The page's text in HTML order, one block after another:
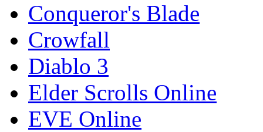
Conqueror's Blade
Crowfall
Diablo 3
Elder Scrolls Online
EVE Online